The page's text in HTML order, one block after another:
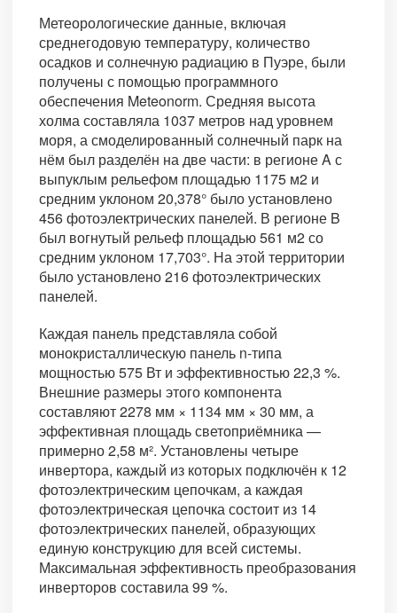
Метеорологические данные, включая
среднегодовую температуру, количество
осадков и солнечную радиацию в Пуэре, были
получены с помощью программного
обеспечения Meteonorm. Средняя высота
холма составляла 1037 метров над уровнем
моря, а смоделированный солнечный парк на
нём был разделён на две части: в регионе A с
выпуклым рельефом площадью 1175 м2 и
средним уклоном 20,378° было установлено
456 фотоэлектрических панелей. В регионе B
был вогнутый рельеф площадью 561 м2 со
средним уклоном 17,703°. На этой территории
было установлено 216 фотоэлектрических
панелей.
Каждая панель представляла собой
монокристаллическую панель n-типа
мощностью 575 Вт и эффективностью 22,3 %.
Внешние размеры этого компонента
составляют 2278 мм × 1134 мм × 30 мм, а
эффективная площадь светоприёмника —
примерно 2,58 м². Установлены четыре
инвертора, каждый из которых подключён к 12
фотоэлектрическим цепочкам, а каждая
фотоэлектрическая цепочка состоит из 14
фотоэлектрических панелей, образующих
единую конструкцию для всей системы.
Максимальная эффективность преобразования
инверторов составила 99 %.